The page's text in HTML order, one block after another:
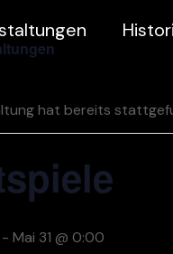
hat bereits
-Mai 31 @ 0:00